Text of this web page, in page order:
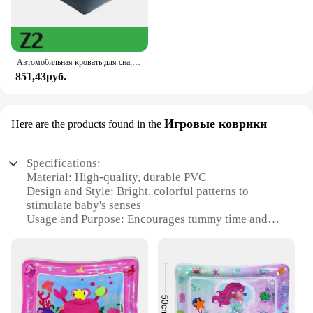
Автомобильная кровать для сна, портативные надувные матрасы, надувной стул, матрас для заполнения пространства на заднем сиденье, автомобильные гаджеты, Новинка
851,43руб.
Here are the products found in the Игровые коврики
Specifications:
Material: High-quality, durable PVC
Design and Style: Bright, colorful patterns to
stimulate baby's senses
Usage and Purpose: Encourages tummy time and
daycare settings
Shape or Size: Compact and portable, ideal for on-
the-go activities
Performance and Property: Easy to inflate and